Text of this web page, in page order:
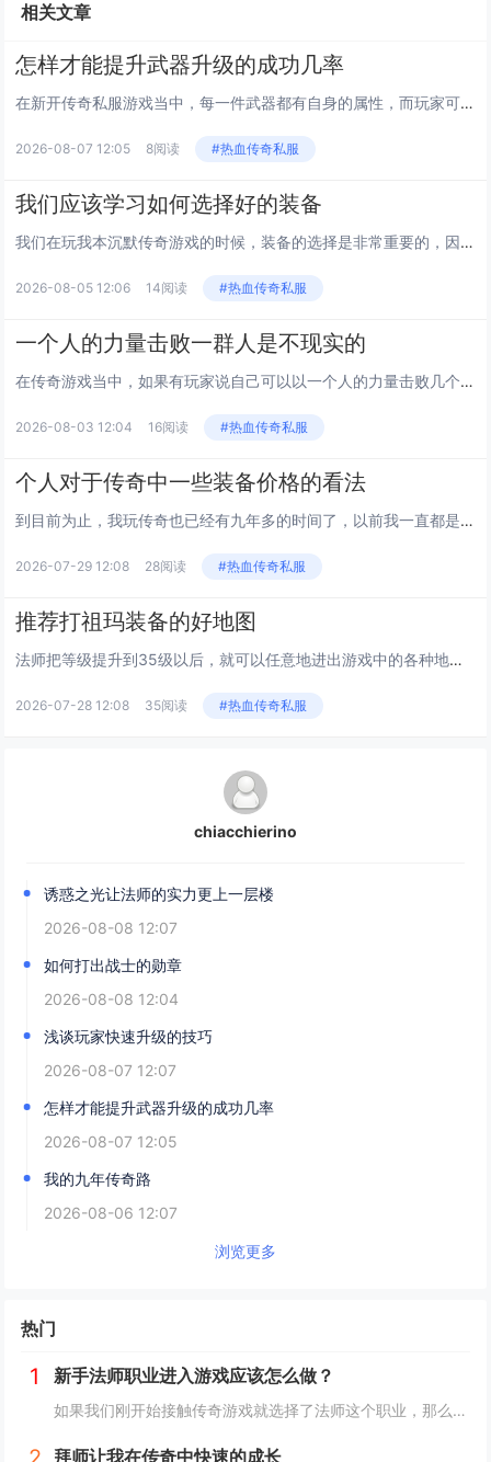
相关文章
怎样才能提升武器升级的成功几率
在新开传奇私服游戏当中，每一件武器都有自身的属性，而玩家可以在这个属性的基础上，面对武器进行再次的升级，最高的时候，我...
2026-08-07 12:05 8阅读 #热血传奇私服
我们应该学习如何选择好的装备
我们在玩我本沉默传奇游戏的时候，装备的选择是非常重要的，因为每一件装备的属性是不一样的，可能带给我们的帮助也会不一样。...
2026-08-05 12:06 14阅读 #热血传奇私服
一个人的力量击败一群人是不现实的
在传奇游戏当中，如果有玩家说自己可以以一个人的力量击败几个人，那么我是不会相信的，还有一些玩家认为法师这个职业的确可以...
2026-08-03 12:04 16阅读 #热血传奇私服
个人对于传奇中一些装备价格的看法
到目前为止，我玩传奇也已经有九年多的时间了，以前我一直都是呆在老区玩，没有去体验过新区，对于新区我也有很强烈的好奇心。...
2026-07-29 12:08 28阅读 #热血传奇私服
推荐打祖玛装备的好地图
法师把等级提升到35级以后，就可以任意地进出游戏中的各种地图，当然这个时候我们也一定要有好的装备基础，下面我就给大家介...
2026-07-28 12:08 35阅读 #热血传奇私服
chiacchierino
诱惑之光让法师的实力更上一层楼
2026-08-08 12:07
如何打出战士的勋章
2026-08-08 12:04
浅谈玩家快速升级的技巧
2026-08-07 12:07
怎样才能提升武器升级的成功几率
2026-08-07 12:05
我的九年传奇路
2026-08-06 12:07
浏览更多
热门
1 新手法师职业进入游戏应该怎么做？
如果我们刚开始接触传奇游戏就选择了法师这个职业，那么可以享受到比较好的视觉效果，因为法师这个职业的技能是非常炫酷的。而且这个职业也有许多的女性玩家在玩。当我们进入游戏，以后我们可以选择自己的游戏职业。我们可以直接选择法师职业性别的话，我们...
拜师让我在传奇中快速的成长